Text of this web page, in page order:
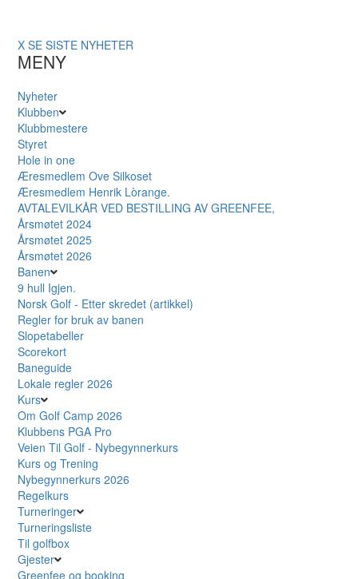
X SE SISTE NYHETER
MENY
Nyheter
Klubben
Klubbmestere
Styret
Hole in one
Æresmedlem Ove Silkoset
Æresmedlem Henrik Lòrange.
AVTALEVILKÅR VED BESTILLING AV GREENFEE,
Årsmøtet 2024
Årsmøtet 2025
Årsmøtet 2026
Banen
9 hull Igjen.
Norsk Golf - Etter skredet (artikkel)
Regler for bruk av banen
Slopetabeller
Scorekort
Baneguide
Lokale regler 2026
Kurs
Om Golf Camp 2026
Klubbens PGA Pro
Veien Til Golf - Nybegynnerkurs
Kurs og Trening
Nybegynnerkurs 2026
Regelkurs
Turneringer
Turneringsliste
Til golfbox
Gjester
Greenfee og booking